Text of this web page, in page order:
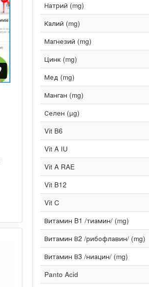
Натрий (mg)
Калий (mg)
Магнезий (mg)
Цинк (mg)
Мед (mg)
Манган (mg)
Селен (µg)
Vit B6
Vit A IU
Vit A RAE
Vit B12
Vit C
Витамин B1 /тиамин/ (mg)
Витамин В2 /рибофлавин/ (mg)
Витамин В3 /ниацин/ (mg)
Panto Acid